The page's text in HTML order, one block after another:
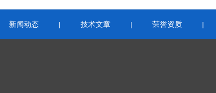
新闻动态 | 技术文章 | 荣誉资质 |